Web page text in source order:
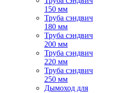
150 мм
Труба сэндвич
180 мм
Труба сэндвич
200 мм
Труба сэндвич
220 мм
Труба сэндвич
250 мм
Дымоход для